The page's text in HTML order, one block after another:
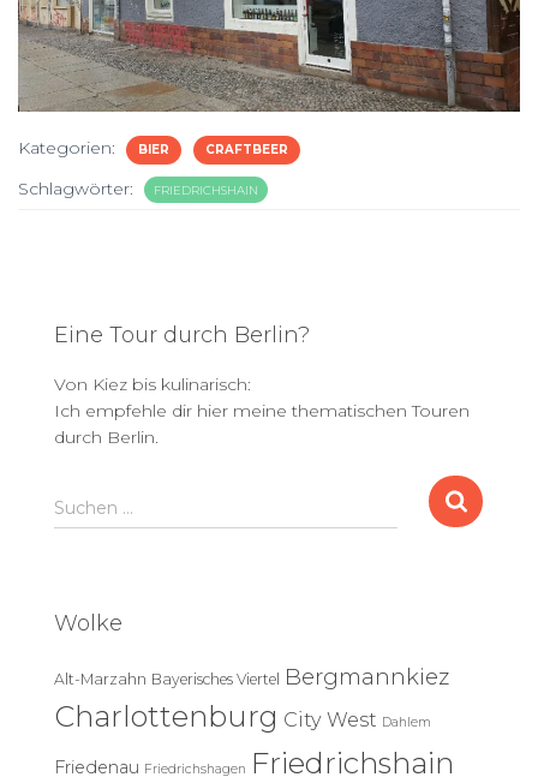
Kategorien: BIER CRAFTBEER
Schlagwörter: FRIEDRICHSHAIN
Eine Tour durch Berlin?
Von Kiez bis kulinarisch:
Ich empfehle dir hier meine thematischen Touren
durch Berlin.
S
u
n
a
c
:
Suchen …
Wolke
Alt-Marzahn Bayerisches Viertel Bergmannkiez
Charlottenburg City West Dahlem
Friedenau Friedrichshagen Friedrichshain